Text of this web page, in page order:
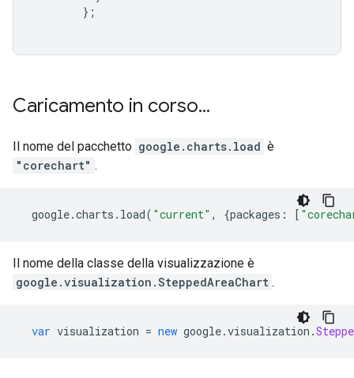
};
Caricamento in corso...
Il nome del pacchetto google.charts.load è
"corechart" .
google.charts . load( "current" , {packages : [
Il nome della classe della visualizzazione è
google.visualization.SteppedAreaChart .
var visualization = new google.visualization .